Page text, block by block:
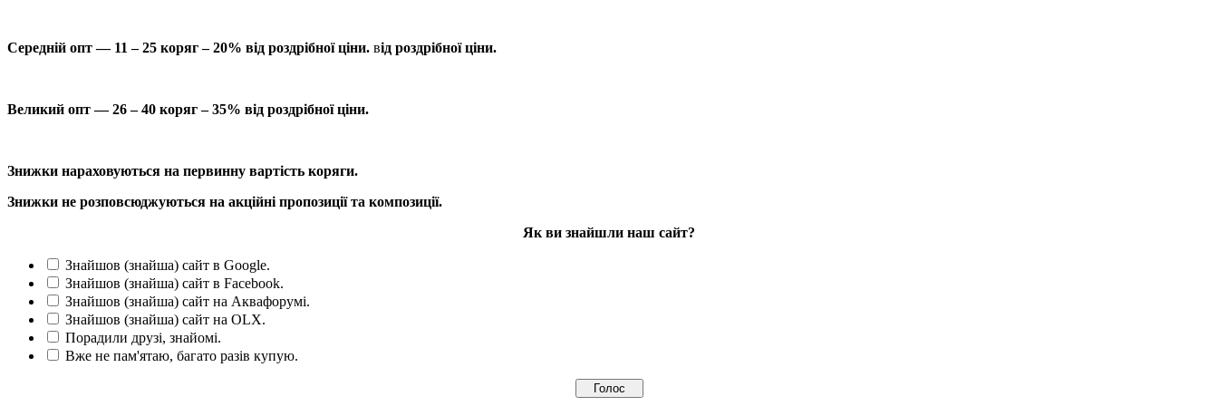
Середній опт — 11 – 25 коряг – 20% від роздрібної ціни. від роздрібної ціни.
Великий опт — 26 – 40 коряг – 35% від роздрібної ціни.
Знижки нараховуються на первинну вартість коряги.
Знижки не розповсюджуються на акційні пропозиції та композиції.
Як ви знайшли наш сайт?
Знайшов (знайша) сайт в Google.
Знайшов (знайша) сайт в Facebook.
Знайшов (знайша) сайт на Аквафорумі.
Знайшов (знайша) сайт на OLX.
Порадили друзі, знайомі.
Вже не пам'ятаю, багато разів купую.